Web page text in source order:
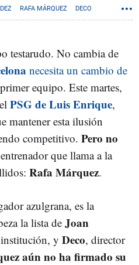
RAFA MÁRQUEZ DECO
testarudo. No cambia de
necesita un cambio de
equipo. Este martes,
PSG de Luis Enrique,
mantener esta ilusión
competitivo. Pero no
que llama a la
Rafa Márquez.
azulgrana, es la
la lista deJoan
y Deco, director
aún no ha firmado su